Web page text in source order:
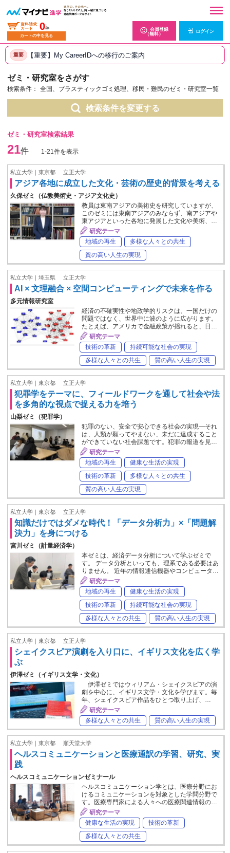
資料請求
カート
0件
カートの中を見る
会員登録
（無料）
ログイン
重要 【重要】My CareerIDへの移行のご案内
ゼミ・研究室をさがす
検索条件： 全国、プラスティックゴミ処理、移民・難民のゼミ・研究室一覧
検索条件を変更する
ゼミ・研究室検索結果
21件 1-21件を表示
私立大学｜東京都 立正大学
アジア各地に成立した文化・芸術の歴史的背景を考える
久保ゼミ（仏教美術史・アジア文化史）
教員は東南アジアの美術史を研究していますが、
このゼミには東南アジアのみならず、南アジアや
東アジアといった各地に発展した文化や美術、…
研究テーマ
地域の再生
多様な人々との共生
質の高い人生の実現
私立大学｜埼玉県 立正大学
AI × 文理融合 × 空間コンピューティングで未来を作る
多元情報研究室
経済の不確実性や地政学的リスクは、一国だけの
問題ではなく、世界中に波のように広がります。
たとえば、アメリカで金融政策が揺れると、日…
研究テーマ
技術の革新
持続可能な社会の実現
多様な人々との共生
質の高い人生の実現
私立大学｜東京都 立正大学
犯罪学をテーマに、フィールドワークを通して社会や法
を多角的な視点で捉える力を培う
山梨ゼミ（犯罪学）
犯罪のない、安全で安心できる社会の実現―それ
は、人類が願ってやまない、未だに達成すること
ができていない社会課題です。犯罪の報道を見…
研究テーマ
地域の再生
健康な生活の実現
技術の革新
多様な人々との共生
質の高い人生の実現
私立大学｜東京都 立正大学
知識だけではダメな時代！「データ分析力」×「問題解
決力」を身につける
宮川ゼミ（計量経済学）
本ゼミは、経済データ分析について学ぶゼミで
す。 データ分析といっても、理系である必要はあ
りません。 近年の情報通信機器やコンピュータ…
研究テーマ
地域の再生
健康な生活の実現
技術の革新
持続可能な社会の実現
多様な人々との共生
質の高い人生の実現
私立大学｜東京都 立正大学
シェイクスピア演劇を入り口に、イギリス文化を広く学
ぶ
伊澤ゼミ（イギリス文学・文化）
伊澤ゼミではウィリアム・シェイクスピアの演
劇を中心に、イギリス文学・文化を学びます。毎
年、シェイクスピア作品をひとつ取り上げ、…
研究テーマ
多様な人々との共生
質の高い人生の実現
私立大学｜東京都 順天堂大学
ヘルスコミュニケーションと医療通訳の学習、研究、実
践
ヘルスコミュニケーションゼミナール
ヘルスコミュニケーション学とは、医療分野にお
けるコミュニケーションを対象とした学問分野で
す。医療専門家による人々への医療関連情報の…
研究テーマ
健康な生活の実現
技術の革新
多様な人々との共生